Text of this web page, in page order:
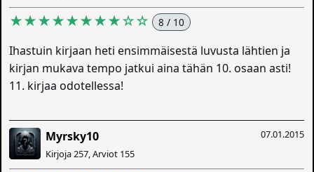
★★★★★★★★☆☆ 8 / 10
Ihastuin kirjaan heti ensimmäisestä luvusta lähtien ja
kirjan mukava tempo jatkui aina tähän 10. osaan asti!
11. kirjaa odotellessa!
07.01.2015
Myrsky10
Kirjoja 257, Arviot 155